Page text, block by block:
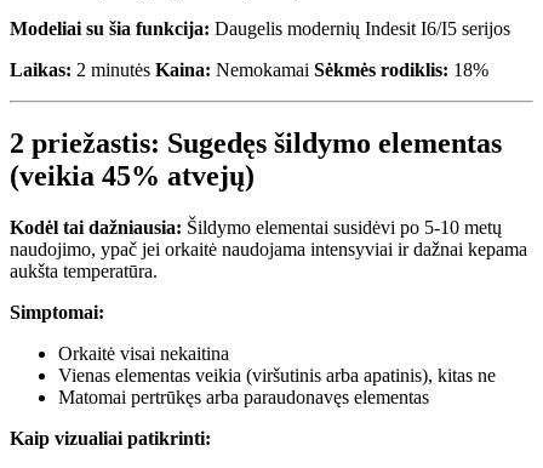
Modeliai su šia funkcija: Daugelis modernių Indesit I6/I5 serijos
Laikas: 2 minutės Kaina: Nemokamai Sėkmės rodiklis: 18%
2 priežastis: Sugedęs šildymo elementas
(veikia 45% atvejų)
Kodėl tai dažniausia: Šildymo elementai susidėvi po 5-10 metų
naudojimo, ypač jei orkaitė naudojama intensyviai ir dažnai kepama
aukšta temperatūra.
Simptomai:
Orkaitė visai nekaitina
Vienas elementas veikia (viršutinis arba apatinis), kitas ne
Matomai pertrūkęs arba paraudonavęs elementas
Kaip vizualiai patikrinti: